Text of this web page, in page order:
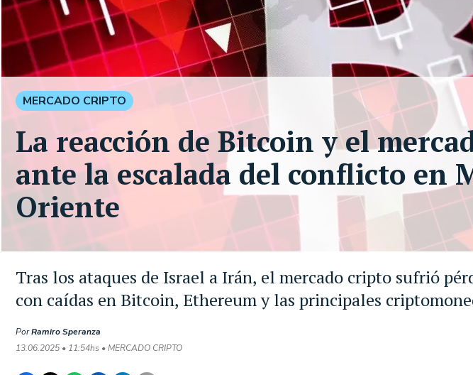
Tras los ataques de Israel a Irán, el mercado cripto sufrió
con caídas en Bitcoin, Ethereum y las principales
PorRamiro Speranza
13.06.2025 • 11:54hs • MERCADO CRIPTO
MERCADO CRIPTO
La reacción de Bitcoin y el
ante la escalada del conflicto en
Oriente